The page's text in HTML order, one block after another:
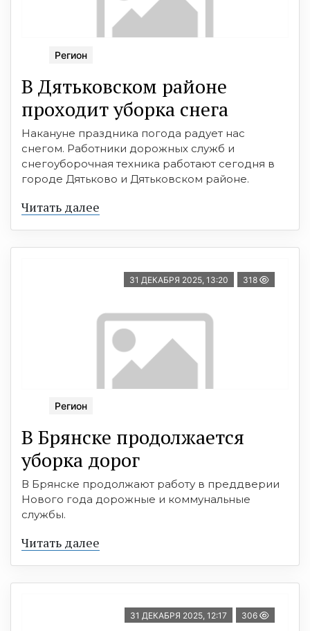
Регион
В Дятьковском районе
проходит уборка снега
Накануне праздника погода радует нас
снегом. Работники дорожных служб и
снегоуборочная техника работают сегодня в
городе Дятьково и Дятьковском районе.
Читать далее
31 ДЕКАБРЯ 2025, 13:20 318
Регион
В Брянске продолжается
уборка дорог
В Брянске продолжают работу в преддверии
Нового года дорожные и коммунальные
службы.
Читать далее
31 ДЕКАБРЯ 2025, 12:17 306